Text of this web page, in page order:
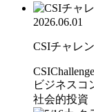
2026.06.01
CSIチャレ
CSIChallenge
ビジネスコ
社会的投資